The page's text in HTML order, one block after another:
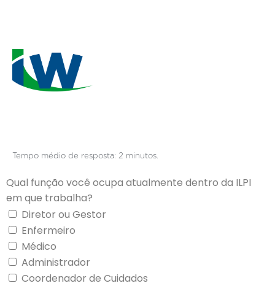
Tempo médio de resposta: 2 minutos.
Qual função você ocupa atualmente dentro da ILPI
em que trabalha?
Diretor ou Gestor
Enfermeiro
Médico
Administrador
Coordenador de Cuidados